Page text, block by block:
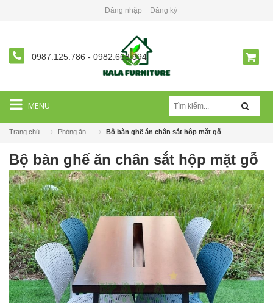
Đăng nhập Đăng ký
0987.125.786 - 0982.668.994
MENU
Trang chủ —› Phòng ăn —› Bộ bàn ghế ăn chân sắt hộp mặt gỗ
Bộ bàn ghế ăn chân sắt hộp mặt gỗ